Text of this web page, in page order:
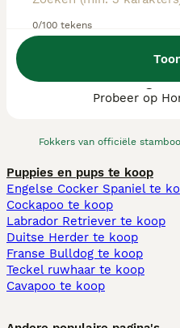
0/100 tekens
Fokkers van officiële
We hebben 0 Friese
Probeer op
Puppies en pups te koop
Engelse Cocker Spaniel te
Cockapoo te koop
Labrador Retriever te koop
Duitse Herder te koop
Franse Bulldog te koop
Teckel ruwhaar te koop
Cavapoo te koop